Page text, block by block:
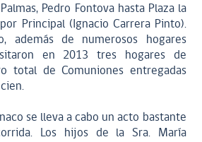
Pedro Fontova hasta Plaza la
Principal (Ignacio Carrera Pinto).
además de numerosos hogares
en 2013 tres hogares de
total de Comuniones entregadas
se lleva a cabo un acto bastante
Los hijos de la Sra. María